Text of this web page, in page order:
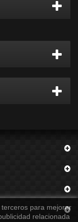
para mejorar
relacionada